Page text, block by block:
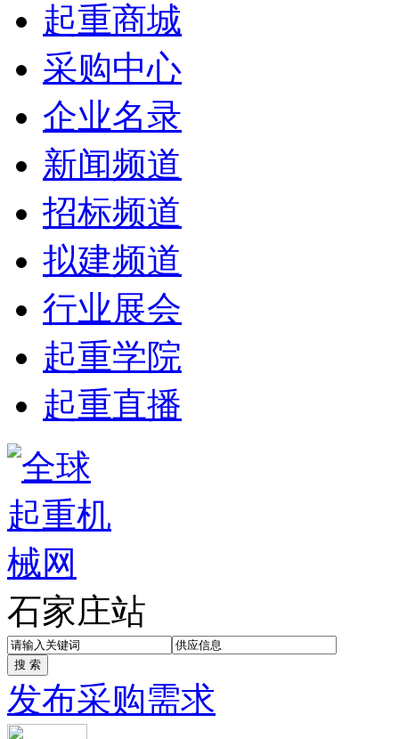
起重商城
采购中心
企业名录
新闻频道
招标频道
拟建频道
行业展会
起重学院
起重直播
石家庄站
发布采购需求